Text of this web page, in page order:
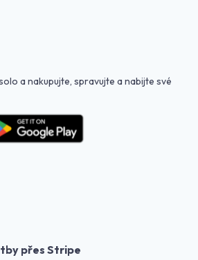
a nakupujte, spravujte a nabijte své
přes Stripe